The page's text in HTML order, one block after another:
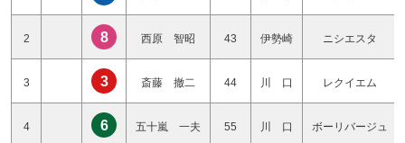
2 8 西原 智昭 43 伊勢崎 ニシエスタ
3 3 斎藤 撤二 44 川 口 レクイエム
4 6 五十嵐 一夫 55 川 口 ボーリバージュ